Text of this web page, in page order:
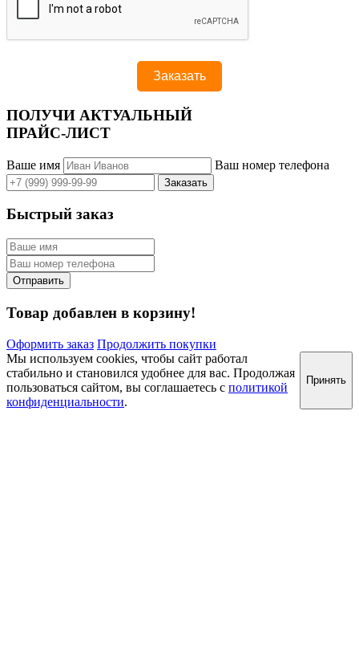
ПОЛУЧИ АКТУАЛЬНЫЙ
ПРАЙС-ЛИСТ
Ваше имя Ваш номер телефона
Быстрый заказ
Товар добавлен в корзину!
Оформить заказ Продолжить покупки
Мы используем cookies, чтобы сайт работал
стабильно и становился удобнее для вас. Продолжая
пользоваться сайтом, вы соглашаетесь с политикой
конфиденциальности.
Принять